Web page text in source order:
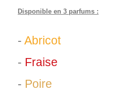
Disponible en 3 parfums :
- Abricot
- Fraise
- Poire